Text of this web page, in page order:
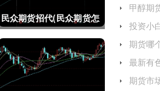
民众期货招代(民众期货怎
么了)
甲醇期
投资小
期货哪
最新有
期货市